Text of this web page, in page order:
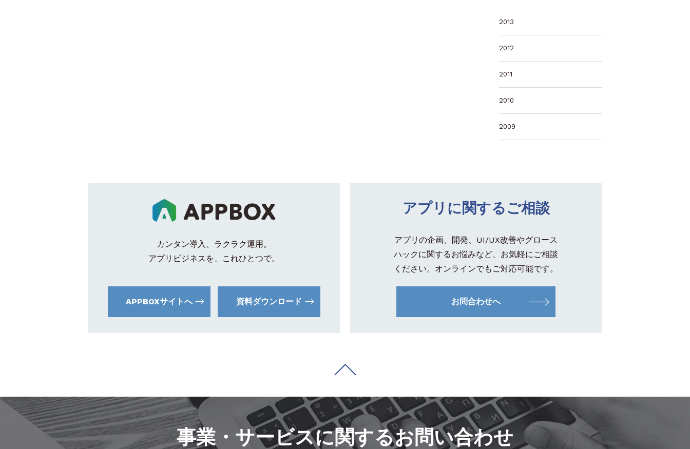
2013
2012
2011
2010
2009
カンタン導入、ラクラク運用。
アプリビジネスを、これひとつで。
APPBOXサイトへ 資料ダウンロード
アプリに関するご相談
アプリの企画、開発、UI/UX改善やグロース
ハックに関するお悩みなど、お気軽にご相談
ください。オンラインでもご対応可能です。
お問合わせへ
事業・サービスに関するお問い合わせ